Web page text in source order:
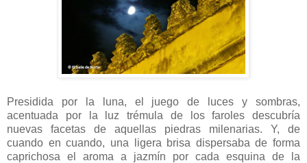
Presidida por la luna, el juego de luces y sombras,
acentuada por la luz trémula de los faroles descubría
nuevas facetas de aquellas piedras milenarias. Y, de
cuando en cuando, una ligera brisa dispersaba de forma
caprichosa el aroma a jazmín por cada esquina de la